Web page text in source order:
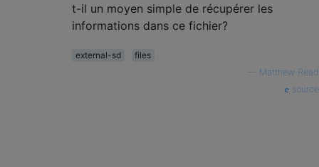
t-il un moyen simple de récupérer les
informations dans ce fichier?
external-sd
files
Matthew Read
source